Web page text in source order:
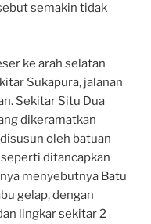
semakin tidak
ke arah selatan
Sukapura, jalanan
Sekitar Situ Dua
dikeramatkan
oleh batuan
ditancapkan
menyebutnya Batu
gelap, dengan
lingkar sekitar 2